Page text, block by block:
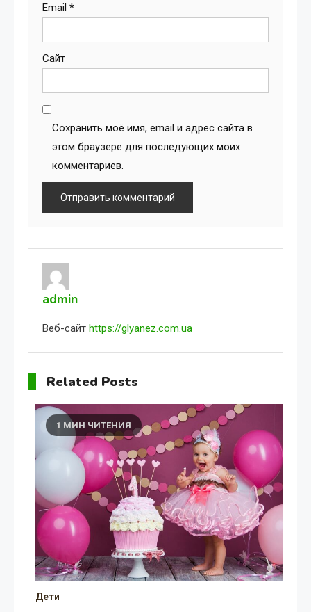
Email *
Сайт
Сохранить моё имя, email и адрес сайта в
этом браузере для последующих моих
комментариев.
admin
Веб-сайт https://glyanez.com.ua
Related Posts
1 МИН ЧИТЕНИЯ
Дети